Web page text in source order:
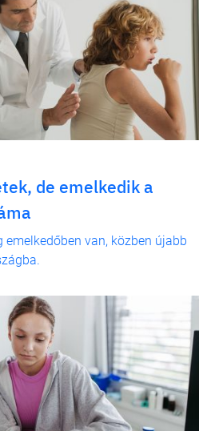
de emelkedik a
emelkedőben van, közben újabb